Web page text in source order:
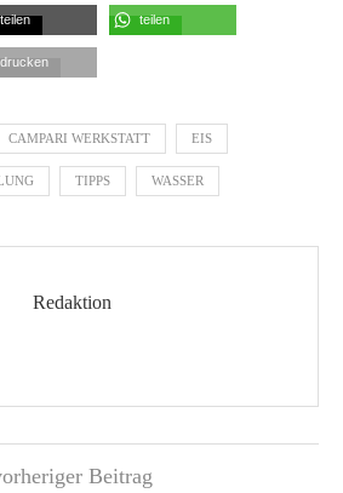
teilen teilen
drucken
CAMPARI WERKSTATT EIS
TIPPS WASSER
Redaktion
Beitrag